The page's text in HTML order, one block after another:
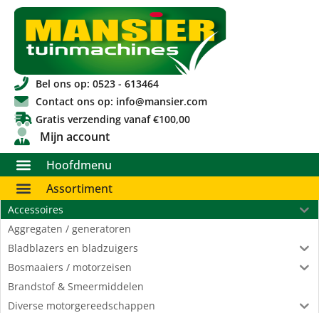
Bel ons op: 0523 - 613464
Contact ons op: info@mansier.com
Gratis verzending vanaf €100,00
Mijn account
Hoofdmenu
Assortiment
Accessoires
Aggregaten / generatoren
Bladblazers en bladzuigers
Bosmaaiers / motorzeisen
Brandstof & Smeermiddelen
Diverse motorgereedschappen